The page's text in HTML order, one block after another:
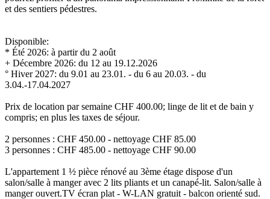
et des sentiers pédestres.
Disponible:
* Été 2026: à partir du 2 août
+ Décembre 2026: du 12 au 19.12.2026
° Hiver 2027: du 9.01 au 23.01. - du 6 au 20.03. - du
3.04.-17.04.2027
Prix ​​de location par semaine CHF 400.00; linge de lit et de bain y
compris; en plus les taxes de séjour.
2 personnes : CHF 450.00 - nettoyage CHF 85.00
3 personnes : CHF 485.00 - nettoyage CHF 90.00
L'appartement 1 ½ pièce rénové au 3ème étage dispose d'un
salon/salle à manger avec 2 lits pliants et un canapé-lit. Salon/salle à
manger ouvert.TV écran plat - W-LAN gratuit - balcon orienté sud.